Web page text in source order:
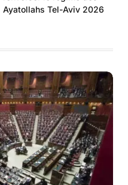
Ayatollahs Tel-Aviv 2026